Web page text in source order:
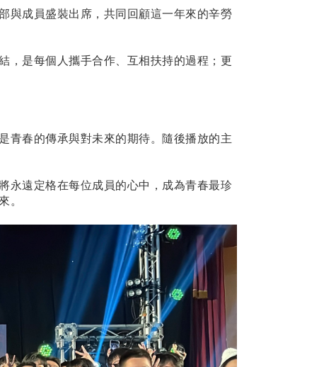
與成員盛裝出席，共同回顧這一年來的辛勞
，是每個人攜手合作、互相扶持的過程；更
青春的傳承與對未來的期待。隨後播放的主
永遠定格在每位成員的心中，成為青春最珍
。